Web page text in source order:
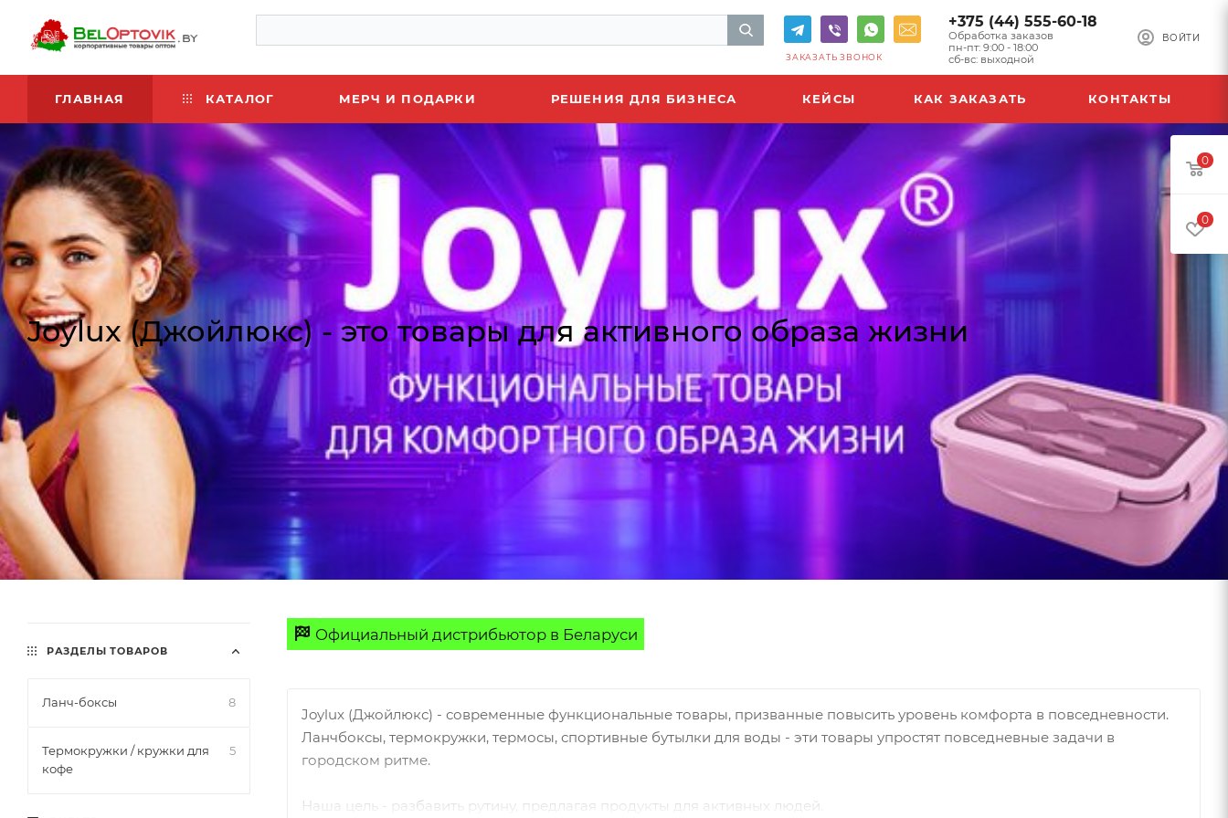
ВОЙТИ
+375 (44) 555-60-18
Обработка заказов
пн-пт: 9:00 - 18:00
сб-вс: выходной
ЗАКАЗАТЬ ЗВОНОК
ГЛАВНАЯ КАТАЛОГ МЕРЧ И ПОДАРКИ РЕШЕНИЯ ДЛЯ БИЗНЕСА КЕЙСЫ КАК ЗАКАЗАТЬ КОНТАКТЫ
Joylux (Джойлюкс) - это товары для активного образа жизни
Официальный дистрибьютор в Беларуси
Joylux (Джойлюкс) - современные функциональные товары, призванные повысить уровень комфорта в повседневности.
Ланчбоксы, термокружки, термосы, спортивные бутылки для воды - эти товары упростят повседневные задачи в
городском ритме.
Наша цель - разбавить рутину, предлагая продукты для активных людей.
РАЗДЕЛЫ ТОВАРОВ
Ланч-боксы 8
Термокружки / кружки для
кофе
5
0
0